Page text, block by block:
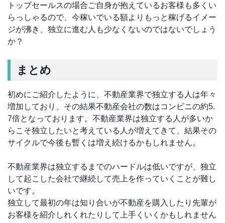
トップセールスの場合ご自身が抱えているお客様も多くい
らっしゃるので、今稼いでいる額よりもっと稼げるイメー
ジが沸き、独立に進む人も少なくないのではないでしょう
か？
まとめ
初めにご紹介したように、不動産業界で独立する人は年々
増加しており、その結果不動産会社の数はコンビニの約5.
7倍となっております。不動産業界は独立する人が多いか
らこそ独立したいと考えている人が増えてきて、結果その
サイクルで今後も暫くは増え続けるかもしれません。
不動産業界は独立するまでのハードルは低いですが、独立
して起こした会社で継続して売上を作っていくことが難し
いです。
独立して最初の年は知り合いが不動産を購入したり先輩が
お客様を紹介しれくれたりして上手くいくかもしれません